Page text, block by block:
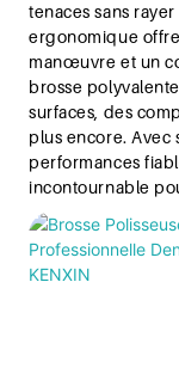
tenaces sans
ergonomique
manœuvre et un
brosse
surfaces, des
plus encore. Avec
performances
incontournable